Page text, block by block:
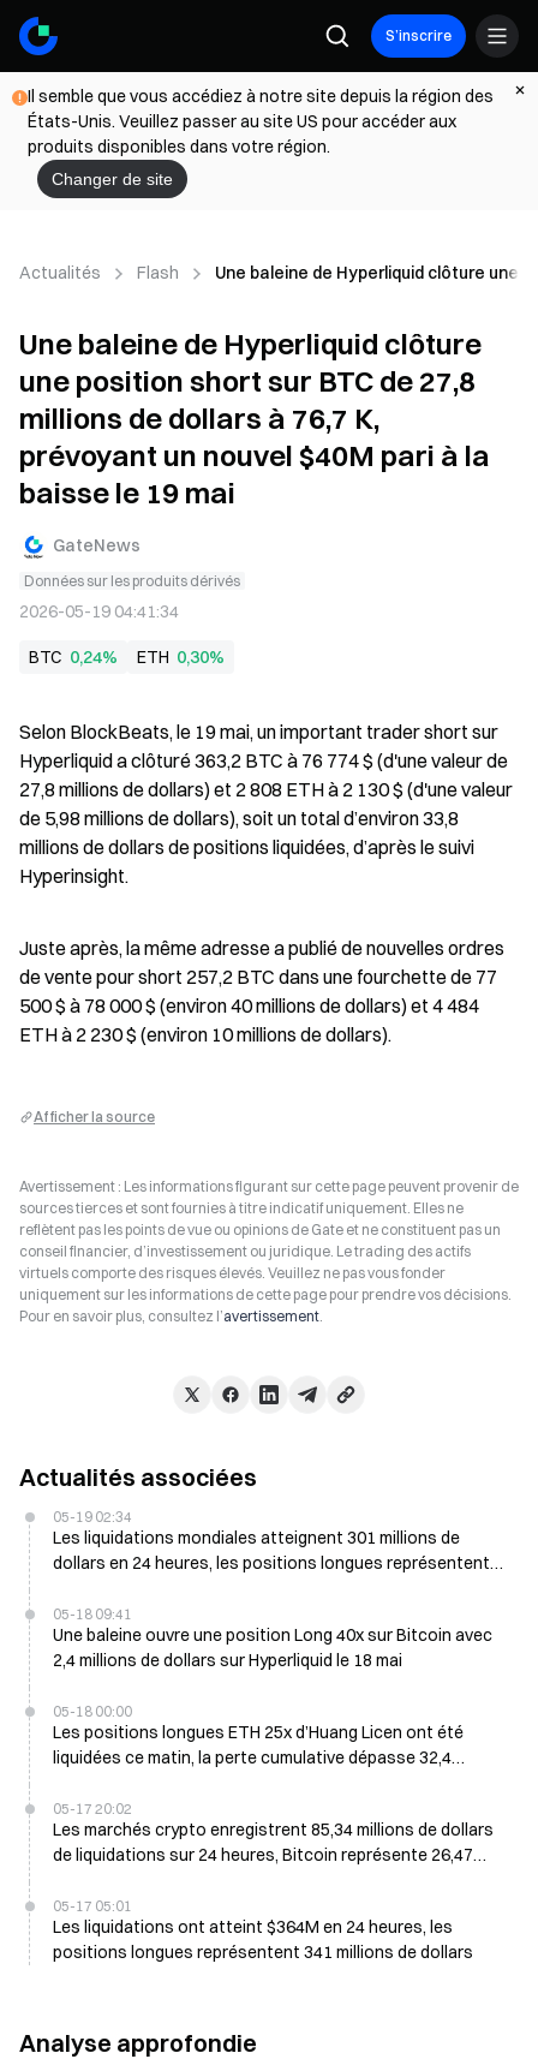
S’inscrire
Il semble que vous accédiez à notre site depuis la région des
États-Unis. Veuillez passer au site US pour accéder aux
produits disponibles dans votre région.
Changer de site
Actualités Flash Une baleine de Hyperliquid clôture une
Une baleine de Hyperliquid clôture
une position short sur BTC de 27,8
millions de dollars à 76,7 K,
prévoyant un nouvel $40M pari à la
baisse le 19 mai
GateNews
Données sur les produits dérivés
2026-05-19 04:41:34
BTC 0,24% ETH 0,30%
Selon BlockBeats, le 19 mai, un important trader short sur
Hyperliquid a clôturé 363,2 BTC à 76 774 $ (d'une valeur de
27,8 millions de dollars) et 2 808 ETH à 2 130 $ (d'une valeur
de 5,98 millions de dollars), soit un total d’environ 33,8
millions de dollars de positions liquidées, d’après le suivi
Hyperinsight.
Juste après, la même adresse a publié de nouvelles ordres
de vente pour short 257,2 BTC dans une fourchette de 77
500 $ à 78 000 $ (environ 40 millions de dollars) et 4 484
ETH à 2 230 $ (environ 10 millions de dollars).
Afficher la source
Avertissement : Les informations figurant sur cette page peuvent provenir de
sources tierces et sont fournies à titre indicatif uniquement. Elles ne
reflètent pas les points de vue ou opinions de Gate et ne constituent pas un
conseil financier, d’investissement ou juridique. Le trading des actifs
virtuels comporte des risques élevés. Veuillez ne pas vous fonder
uniquement sur les informations de cette page pour prendre vos décisions.
Pour en savoir plus, consultez l’avertissement.
Actualités associées
05-19 02:34
Les liquidations mondiales atteignent 301 millions de
dollars en 24 heures, les positions longues représentent
05-18 09:41
Une baleine ouvre une position Long 40x sur Bitcoin avec
2,4 millions de dollars sur Hyperliquid le 18 mai
05-18 00:00
Les positions longues ETH 25x d’Huang Licen ont été
liquidées ce matin, la perte cumulative dépasse 32,4
05-17 20:02
Les marchés crypto enregistrent 85,34 millions de dollars
de liquidations sur 24 heures, Bitcoin représente 26,47
05-17 05:01
Les liquidations ont atteint $364M en 24 heures, les
positions longues représentent 341 millions de dollars
Analyse approfondie